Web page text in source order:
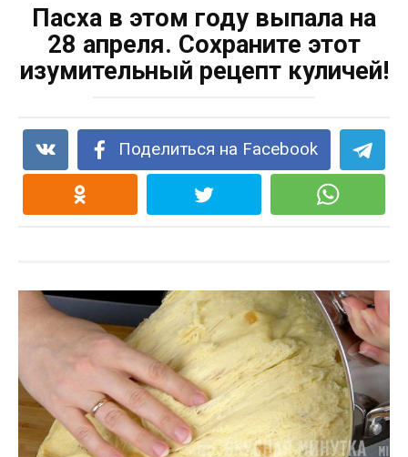
Пасха в этом году выпала на
28 апреля. Сохраните этот
изумительный рецепт куличей!
Поделиться на Facebook